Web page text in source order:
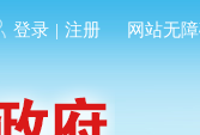
登录 | 注册 网站无